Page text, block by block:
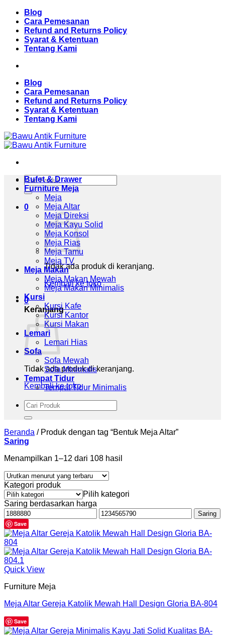
Skip
content
Blog
Cara Pemesanan
Refund and Returns Policy
Syarat & Ketentuan
Tentang Kami
Blog
Cara Pemesanan
Refund and Returns Policy
Syarat & Ketentuan
Tentang Kami
Pencarian
untuk:
0
Tidak ada produk di keranjang.
Kembali ke toko
0
Keranjang
Tidak ada produk di keranjang.
Kembali ke toko
Bufet & Drawer
Furniture Meja
Meja
Meja Altar
Meja Direksi
Meja Kayu Solid
Meja Konsol
Meja Rias
Meja Tamu
Meja TV
Meja Makan
Meja Makan Mewah
Meja Makan Minimalis
Kursi
Kursi Kafe
Kursi Kantor
Kursi Makan
Lemari
Lemari Hias
Sofa
Sofa Mewah
Sofa Minimalis
Tempat Tidur
Tempat Tidur Minimalis
Pencarian
untuk:
Beranda /Produk dengan tag “Bentuk Meja Altar”
Saring
Menampilkan 1–12 dari 108 hasil
Kategori produk
Pilih kategori
Saring berdasarkan harga
Harga
terendah
Harga
tertinggi
Saring
Save
Quick View
Furniture Meja
Meja Altar Gereja Katolik Mewah Hall Design Gloria BA-804
Save